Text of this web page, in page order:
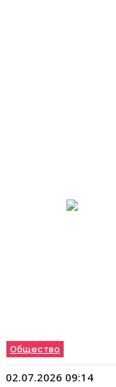
Общество
02.07.2026 09:14